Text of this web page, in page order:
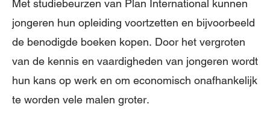
Met studiebeurzen van Plan International kunnen
jongeren hun opleiding voortzetten en bijvoorbeeld
de benodigde boeken kopen. Door het vergroten
van de kennis en vaardigheden van jongeren wordt
hun kans op werk en om economisch onafhankelijk
te worden vele malen groter.